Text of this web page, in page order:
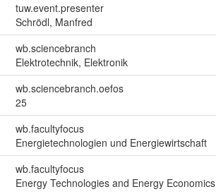
tuw.event.presenter
Schrödl, Manfred
wb.sciencebranch
Elektrotechnik, Elektronik
wb.sciencebranch.oefos
25
wb.facultyfocus
Energietechnologien und Energiewirtschaft
wb.facultyfocus
Energy Technologies and Energy Economics